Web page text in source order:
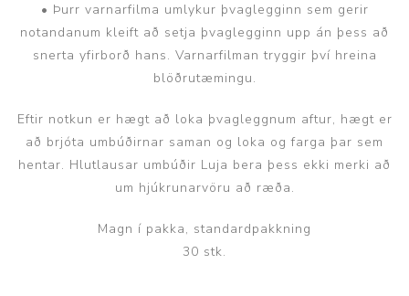
• Þurr varnarfilma umlykur þvaglegginn sem gerir
notandanum kleift að setja þvaglegginn upp án þess að
snerta yfirborð hans. Varnarfilman tryggir því hreina
blöðrutæmingu.
Eftir notkun er hægt að loka þvagleggnum aftur, hægt er
að brjóta umbúðirnar saman og loka og farga þar sem
hentar. Hlutlausar umbúðir Luja bera þess ekki merki að
um hjúkrunarvöru að ræða.
Magn í pakka, standardpakkning
30 stk.